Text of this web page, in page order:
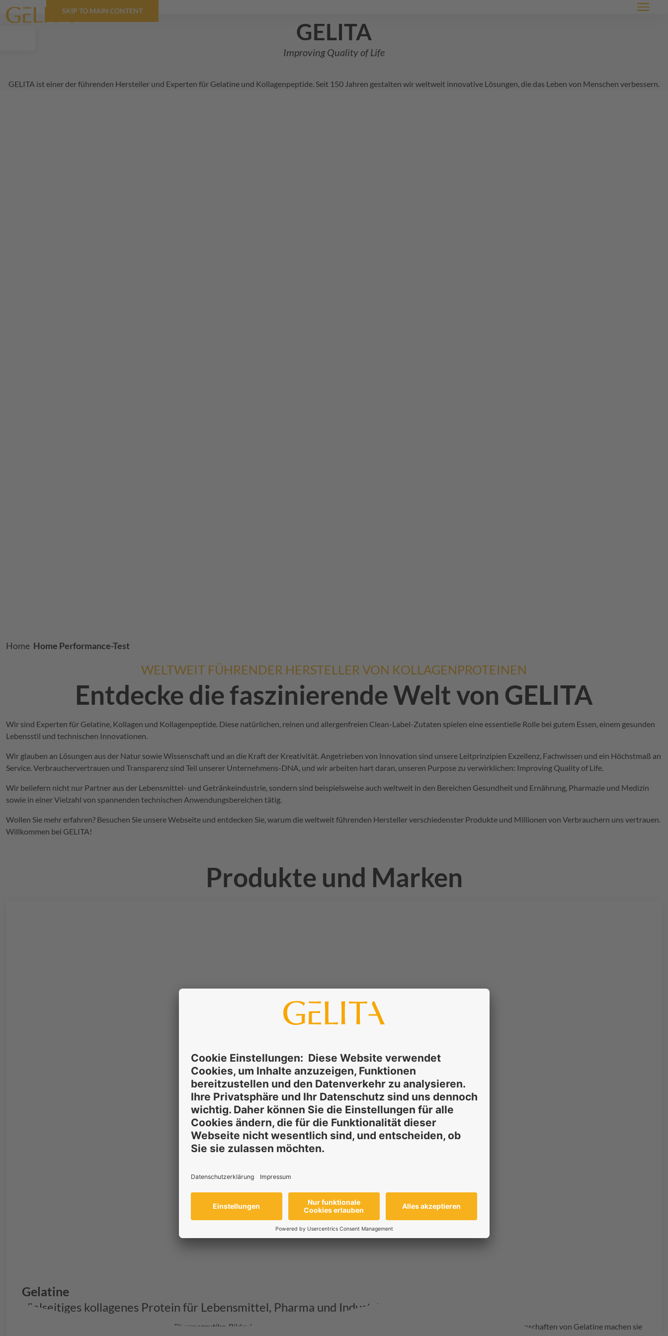
SKIP TO MAIN CONTENT Menü
GELITA
Improving Quality of Life
GELITA ist einer der führenden Hersteller und Experten für Gelatine und Kollagenpeptide. Seit 150 Jahren gestalten wir weltweit innovative Lösungen, die das Leben von Menschen verbessern.
Breadcrumb
Home Home Performance-Test
WELTWEIT FÜHRENDER HERSTELLER VON KOLLAGENPROTEINEN
Entdecke die faszinierende Welt von GELITA
Wir sind Experten für Gelatine, Kollagen und Kollagenpeptide. Diese natürlichen, reinen und allergenfreien Clean-Label-Zutaten spielen eine essentielle Rolle bei gutem Essen,einem gesunden
Lebensstil und technischen Innovationen.
Wir glauben an Lösungen aus der Natur sowieWissenschaft und an die Kraft der Kreativität. Angetrieben von Innovation sind unsere Leitprinzipien Exzellenz, Fachwissen und ein Höchstmaß an
Service. Verbrauchervertrauen und Transparenz sind Teil unserer Unternehmens-DNA, und wir arbeiten hart daran, unseren Purpose zu verwirklichen: Improving Quality of Life.
Wir beliefern nicht nur Partner aus der Lebensmittel- und Getränkeindustrie, sondern sind beispielsweise auch weltweit in den Bereichen Gesundheit und Ernährung, Pharmazie und Medizin
sowie in einer Vielzahl von spannenden technischen Anwendungsbereichen tätig.
Wollen Sie mehr erfahren? Besuchen Sie unsereWebseite und entdecken Sie, warum die weltweit führenden Hersteller verschiedenster Produkte und Millionen von Verbrauchern uns vertrauen.
Willkommen bei GELITA!
Produkte und Marken
Gelatine
Vielseitiges kollagenes Protein für Lebensmittel, Pharma und Industrie
Von Lebensmitteln und Ernährung bis hin zu Pharmazeutika, Bildgebung, Restaurierung und sogar medizinischer Versorgung – die einzigartigen Eigenschaften von Gelatine machen sie